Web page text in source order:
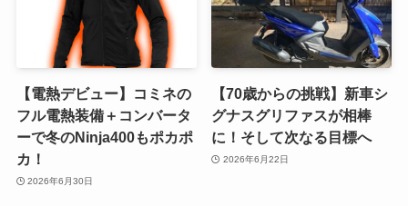
【電熱デビュー】コミネの
フル電熱装備＋コンバータ
ーで冬のNinja400もポカポ
カ！
2026年6月30日
【70歳からの挑戦】新車シ
グナスグリファスが相棒
に！そして次なる目標へ
2026年6月22日